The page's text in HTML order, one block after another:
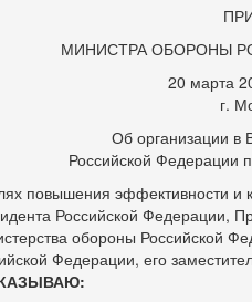
МИНИСТРА ОБОРОНЫ
20 марта
г.
Об организации в
Российской Федерации
повышения эффективности и
Российской Федерации,
обороны Российской
Федерации, его